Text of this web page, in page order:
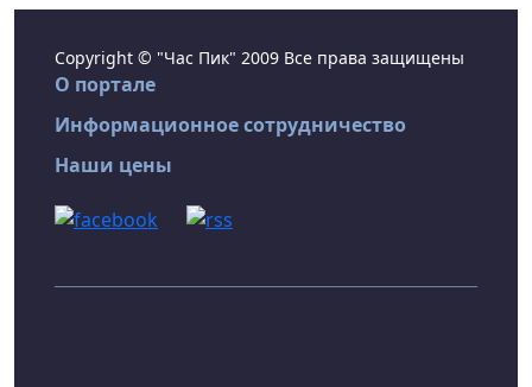
Copyright © "Час Пик" 2009 Все права защищены
О портале
Информационное сотрудничество
Наши цены